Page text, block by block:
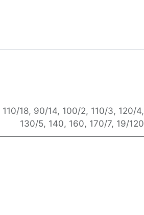
110/18, 90/14, 100/2, 110/3, 120/4,
130/5, 140, 160, 170/7, 19/120